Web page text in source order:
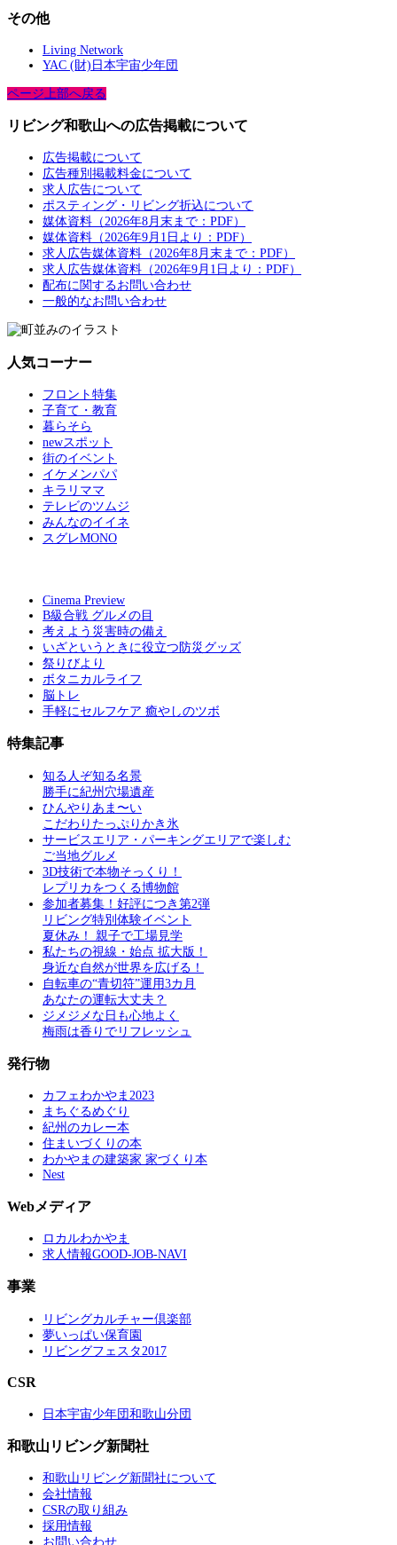
その他
Living Network
YAC (財)日本宇宙少年団
ページ上部へ戻る
リビング和歌山への広告掲載について
広告掲載について
広告種別掲載料金について
求人広告について
ポスティング・リビング折込について
媒体資料（2026年8月末まで：PDF）
媒体資料（2026年9月1日より：PDF）
求人広告媒体資料（2026年8月末まで：PDF）
求人広告媒体資料（2026年9月1日より：PDF）
配布に関するお問い合わせ
一般的なお問い合わせ
人気コーナー
フロント特集
子育て・教育
暮らそら
newスポット
街のイベント
イケメンパパ
キラリママ
テレビのツムジ
みんなのイイネ
スグレMONO
Cinema Preview
B級合戦 グルメの目
考えよう災害時の備え
いざというときに役立つ防災グッズ
祭りびより
ボタニカルライフ
脳トレ
手軽にセルフケア 癒やしのツボ
特集記事
知る人ぞ知る名景
勝手に紀州穴場遺産
ひんやりあま〜い
こだわりたっぷりかき氷
サービスエリア・パーキングエリアで楽しむ
ご当地グルメ
3D技術で本物そっくり！
レプリカをつくる博物館
参加者募集！好評につき第2弾
リビング特別体験イベント
夏休み！ 親子で工場見学
私たちの視線・始点 拡大版！
身近な自然が世界を広げる！
自転車の“青切符”運用3カ月
あなたの運転大丈夫？
ジメジメな日も心地よく
梅雨は香りでリフレッシュ
発行物
カフェわかやま2023
まちぐるめぐり
紀州のカレー本
住まいづくりの本
わかやまの建築家 家づくり本
Nest
Webメディア
ロカルわかやま
求人情報GOOD-JOB-NAVI
事業
リビングカルチャー倶楽部
夢いっぱい保育園
リビングフェスタ2017
CSR
日本宇宙少年団和歌山分団
和歌山リビング新聞社
和歌山リビング新聞社について
会社情報
CSRの取り組み
採用情報
お問い合わせ